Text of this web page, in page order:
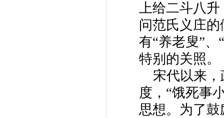
上给二斗八
问范氏义庄
有“养老叟”、
特别的关照。
宋代以来
度，“饿死事
思想。为了